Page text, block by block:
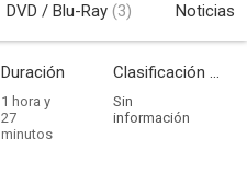
DVD / Blu-Ray (3) Noticias
Duración
1 hora y
27
minutos
Clasificación por edades
Sin
información